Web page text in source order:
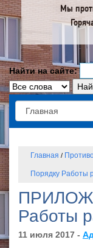
Мы
Найти на сайте:
Главная /
Порядку Работы
Работы
11 июля 2017 -